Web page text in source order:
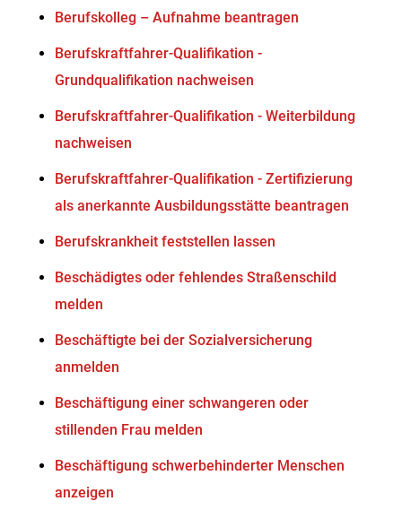
Berufskolleg – Aufnahme beantragen
Berufskraftfahrer-Qualifikation -
Grundqualifikation nachweisen
Berufskraftfahrer-Qualifikation - Weiterbildung
nachweisen
Berufskraftfahrer-Qualifikation - Zertifizierung
als anerkannte Ausbildungsstätte beantragen
Berufskrankheit feststellen lassen
Beschädigtes oder fehlendes Straßenschild
melden
Beschäftigte bei der Sozialversicherung
anmelden
Beschäftigung einer schwangeren oder
stillenden Frau melden
Beschäftigung schwerbehinderter Menschen
anzeigen